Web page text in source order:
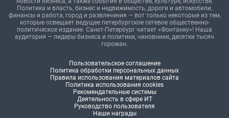
Политика и власть, бизнес и недвижимость, дороги и автомобили,
финансы и работа, город и развлечения — вот только некоторые из тем,
которые освещает ведущее петербургское сетевое общественно-
политическое издание. Санкт-Петербург читает «Фонтанку»! Наша
аудитория — лидеры бизнеса и политики, чиновники, десятки тысяч
горожан.
Пользовательское соглашение
Политика обработки персональных данных
Правила использования материалов сайта
Политика использования cookies
Рекомендательные системы
Деятельность в сфере ИТ
Руководство пользователя
Наши награды